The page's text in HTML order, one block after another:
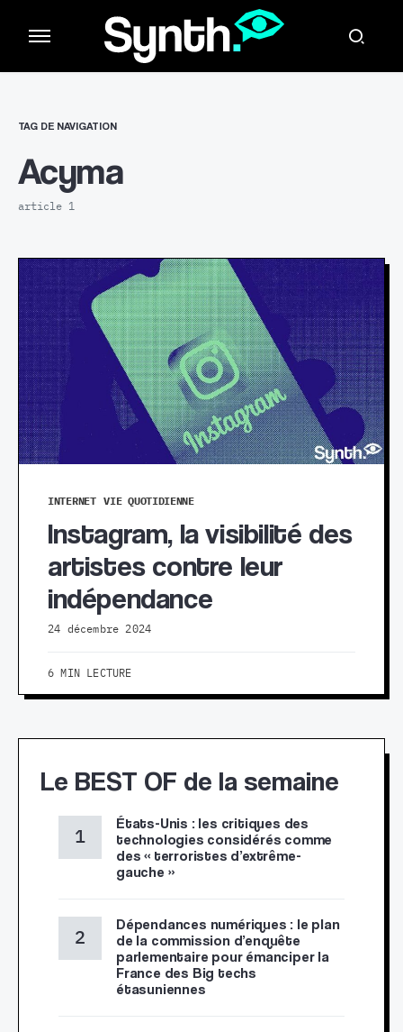
TAG DE NAVIGATION
Acyma
article 1
INTERNET VIE QUOTIDIENNE
Instagram, la visibilité des
artistes contre leur
indépendance
24 décembre 2024
6 MIN LECTURE
Le BEST OF de la semaine
États-Unis : les critiques des
technologies considérés comme
des « terroristes d’extrême-
gauche »
Dépendances numériques : le plan
de la commission d’enquête
parlementaire pour émanciper la
France des Big techs
étasuniennes